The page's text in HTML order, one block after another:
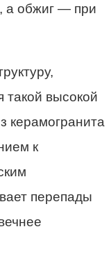
а обжиг — при
такой высокой
керамогранита
к
перепады